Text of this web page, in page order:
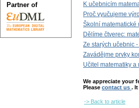
K učebnicím
Proč vyučujeme
Školní matematické
Dělíme čtverec:
Ze starých učebnic -
Zavádějme prvky
Učitel matematiky a
We appreciate your
Please contact us .
-> Back to article
Partner of